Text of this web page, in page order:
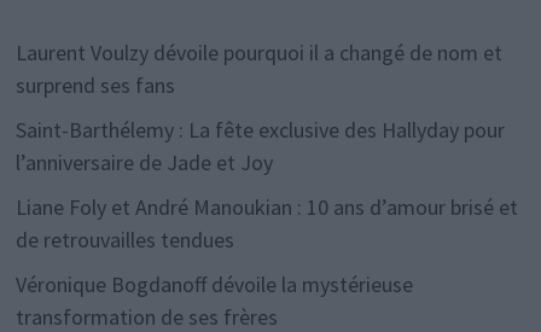
Laurent Voulzy dévoile pourquoi il a changé de nom et
surprend ses fans
Saint-Barthélemy : La fête exclusive des Hallyday pour
l’anniversaire de Jade et Joy
Liane Foly et André Manoukian : 10 ans d’amour brisé et
de retrouvailles tendues
Véronique Bogdanoff dévoile la mystérieuse
transformation de ses frères